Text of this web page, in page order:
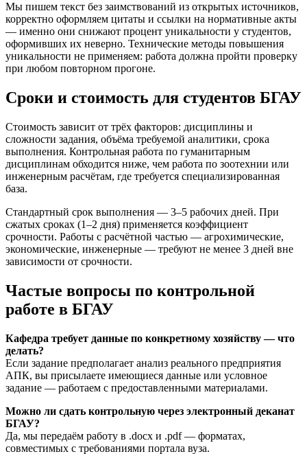
Мы пишем текст без заимствований из открытых источников,
корректно оформляем цитаты и ссылки на нормативные акты
— именно они снижают процент уникальности у студентов,
оформивших их неверно. Технические методы повышения
уникальности не применяем: работа должна пройти проверку
при любом повторном прогоне.
Сроки и стоимость для студентов БГАУ
Стоимость зависит от трёх факторов: дисциплины и
сложности задания, объёма требуемой аналитики, срока
выполнения. Контрольная работа по гуманитарным
дисциплинам обходится ниже, чем работа по зоотехнии или
инженерным расчётам, где требуется специализированная
база.
Стандартный срок выполнения — 3–5 рабочих дней. При
сжатых сроках (1–2 дня) применяется коэффициент
срочности. Работы с расчётной частью — агрохимические,
экономические, инженерные — требуют не менее 3 дней вне
зависимости от срочности.
Частые вопросы по контрольной
работе в БГАУ
Кафедра требует данные по конкретному хозяйству — что
делать?
Если задание предполагает анализ реального предприятия
АПК, вы присылаете имеющиеся данные или условное
задание — работаем с предоставленными материалами.
Можно ли сдать контрольную через электронный деканат
БГАУ?
Да, мы передаём работу в .docx и .pdf — форматах,
совместимых с требованиями портала вуза.